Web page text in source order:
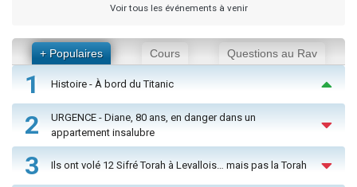
Voir tous les événements à venir
+ Populaires Cours Questions au Rav
1 Histoire - À bord du Titanic
2
URGENCE - Diane, 80 ans, en danger dans un
appartement insalubre
3 Ils ont volé 12 Sifré Torah à Levallois… mais pas la Torah